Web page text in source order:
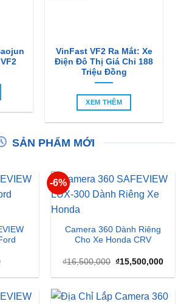
VinFast VF2 Ra Mắt: Xe
Điện Đô Thị Giá Chỉ 188
Triệu Đồng
XEM THÊM
SẢN PHẨM MỚI
-6%
Camera 360 Dành Riêng
Cho Xe Honda CRV
₫16,500,000 Giá
là:
₫15,500,000Giá
tại